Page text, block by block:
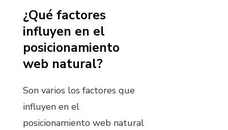
¿Qué factores
influyen en el
posicionamiento
web natural?
Son varios los factores que
influyen en el
posicionamiento web natural